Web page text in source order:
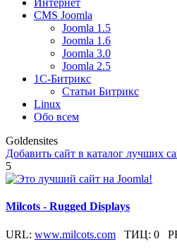
Интернет
CMS Joomla
Joomla 1.5
Joomla 1.6
Joomla 3.0
Joomla 2.5
1С-Битрикс
Статьи Битрикс
Linux
Обо всем
Goldensites
Добавить сайт в каталог лучших
5
Milcots - Rugged Displays
URL: www.milcots.com ТИЦ: 0